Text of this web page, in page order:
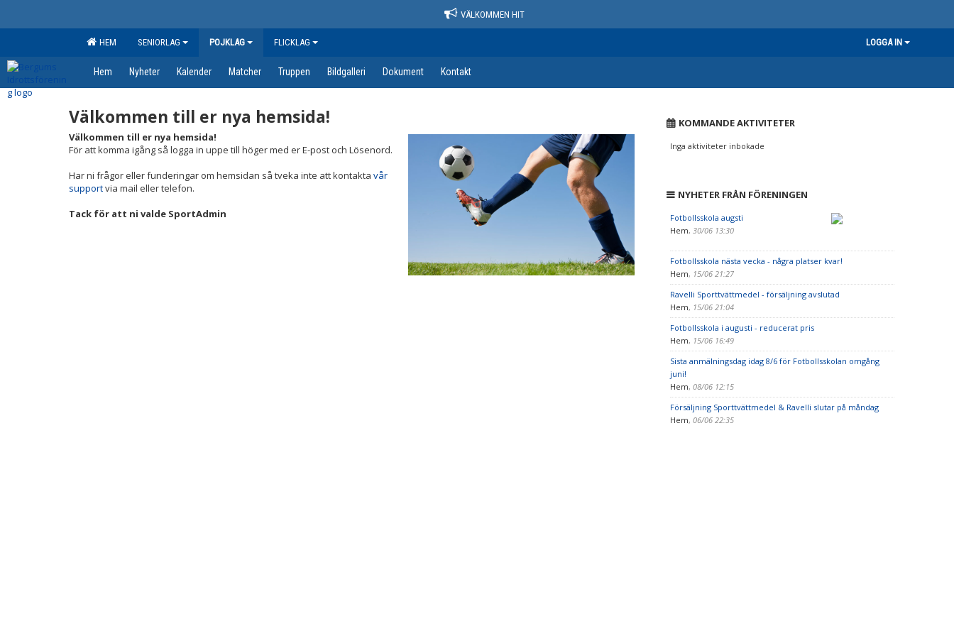
VÄLKOMMEN HIT
HEM SENIORLAG POJKLAG FLICKLAG LOGGA IN
Hem Nyheter Kalender Matcher Truppen Bildgalleri Dokument Kontakt
Välkommen till er nya hemsida!
Välkommen till er nya hemsida!
För att komma igång så logga in uppe till höger med er E-post och Lösenord.
Har ni frågor eller funderingar om hemsidan så tveka inte att kontakta vår
supportvia mail eller telefon.
Tack för att ni valde SportAdmin
KOMMANDE AKTIVITETER
Inga aktiviteter inbokade
NYHETER FRÅN FÖRENINGEN
Fotbollsskola augsti
Hem,30/06 13:30
Fotbollsskola nästa vecka - några platser kvar!
Hem, 15/06 21:27
Ravelli Sporttvättmedel - försäljning avslutad
Hem, 15/06 21:04
Fotbollsskola i augusti - reducerat pris
Hem, 15/06 16:49
Sista anmälningsdag idag 8/6 för Fotbollsskolan omgång
juni!
Hem,08/06 12:15
Försäljning Sporttvättmedel & Ravelli slutar på måndag
Hem,06/06 22:35